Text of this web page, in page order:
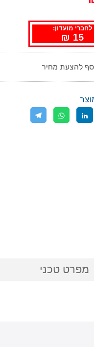
לחברי מועדון:
15 ₪
מפרט טכני